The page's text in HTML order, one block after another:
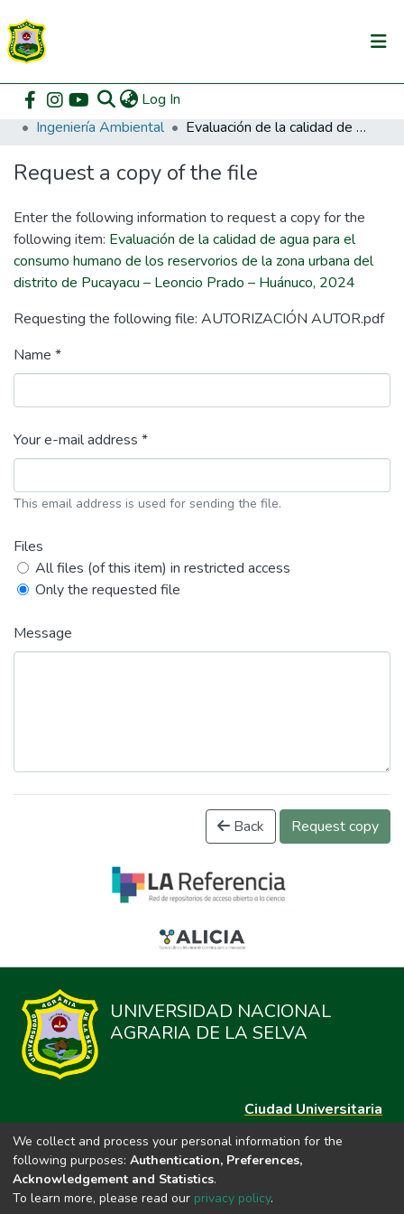
Log In
Communities & Collections
All of DSpace
DSpace Statistics
Home Pregrado
Ingeniería Ambiental
Evaluación de la calidad de agua para el consumo humano de los reservorios de la zona urbana del distrito de Pucayacu – Leoncio Prado – Huánuco, 2024
Request a copy of the file
Enter the following information to request a copy for the
following item: Evaluación de la calidad de agua para el
consumo humano de los reservorios de la zona urbana del
distrito de Pucayacu – Leoncio Prado – Huánuco, 2024
Requesting the following file: AUTORIZACIÓN AUTOR.pdf
Name *
Your e-mail address *
This email address is used for sending the file.
Files
All files (of this item) in restricted access
Only the requested file
Message
Back Request copy
UNIVERSIDAD NACIONAL
AGRARIA DE LA SELVA
Ciudad Universitaria
Carretera Central km. 1.21 Tingo María, Huánuco
Datos del contacto
repositorio@unas.edu.pe
https://portalweb.unas.edu.pe/
We collect and process your personal information for the
following purposes: Authentication, Preferences,
Acknowledgement and Statistics.
To learn more, please read our privacy policy.